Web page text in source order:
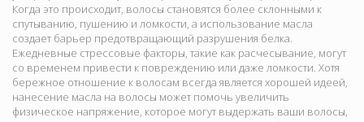
Когда это происходит, волосы становятся более склонными к
спутыванию, пушению и ломкости, а использование масла
создает барьер предотвращающий разрушения белка.
Ежедневные стрессовые факторы, такие как расчесывание, могут
со временем привести к повреждению или даже ломкости. Хотя
бережное отношение к волосам всегда является хорошей идеей,
нанесение масла на волосы может помочь увеличить
физическое напряжение, которое могут выдержать ваши волосы,